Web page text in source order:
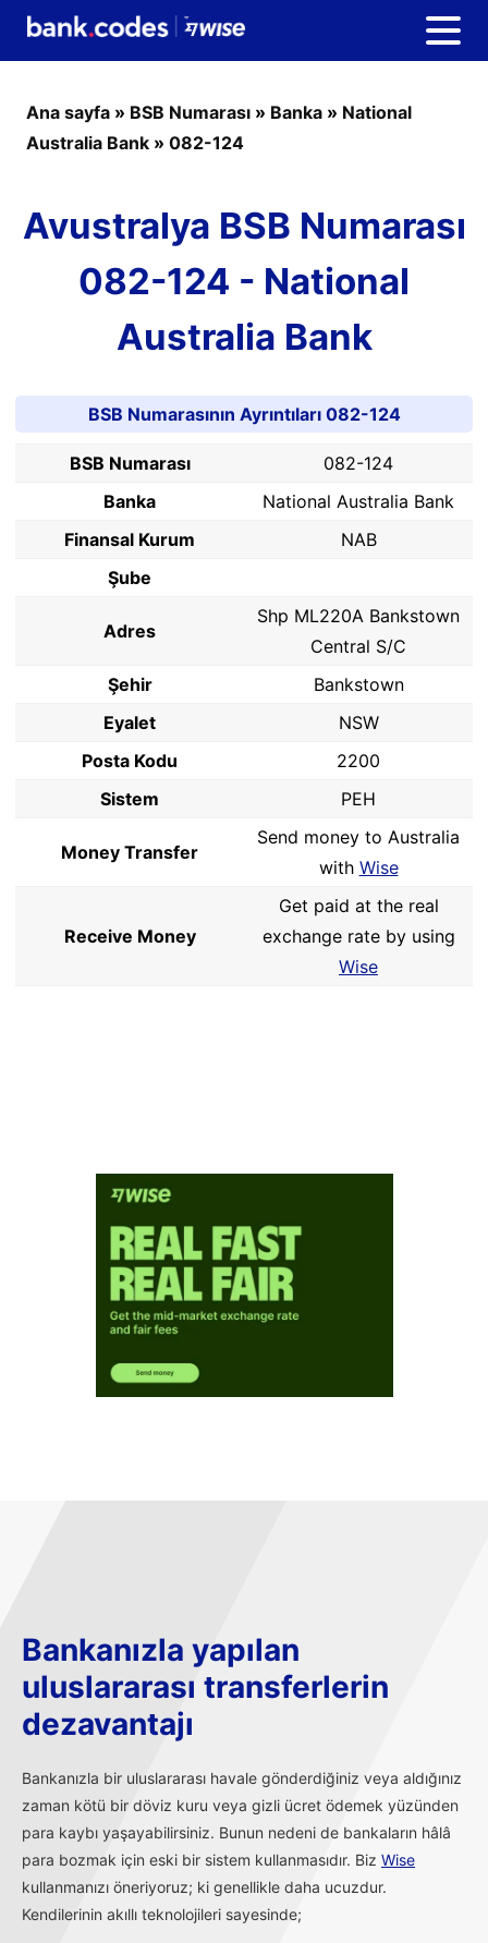
Ana sayfa » BSB Numarası » Banka » National
Australia Bank » 082-124
Avustralya BSB Numarası
082-124 - National
Australia Bank
BSB Numarasının Ayrıntıları 082-124
BSB Numarası
082-124
Banka
National Australia Bank
Finansal Kurum
NAB
Şube
Adres
Shp ML220A Bankstown
Central S/C
Şehir
Bankstown
Eyalet
NSW
Posta Kodu
2200
Sistem
PEH
Money Transfer
Send money to Australia
with Wise
Receive Money
Get paid at the real
exchange rate by using
Wise
Bankanızla yapılan
uluslararası transferlerin
dezavantajı
Bankanızla bir uluslararası havale gönderdiğiniz veya aldığınız
zaman kötü bir döviz kuru veya gizli ücret ödemek yüzünden
para kaybı yaşayabilirsiniz. Bunun nedeni de bankaların hâlâ
para bozmak için eski bir sistem kullanmasıdır. Biz Wise
kullanmanızı öneriyoruz; ki genellikle daha ucuzdur.
Kendilerinin akıllı teknolojileri sayesinde;